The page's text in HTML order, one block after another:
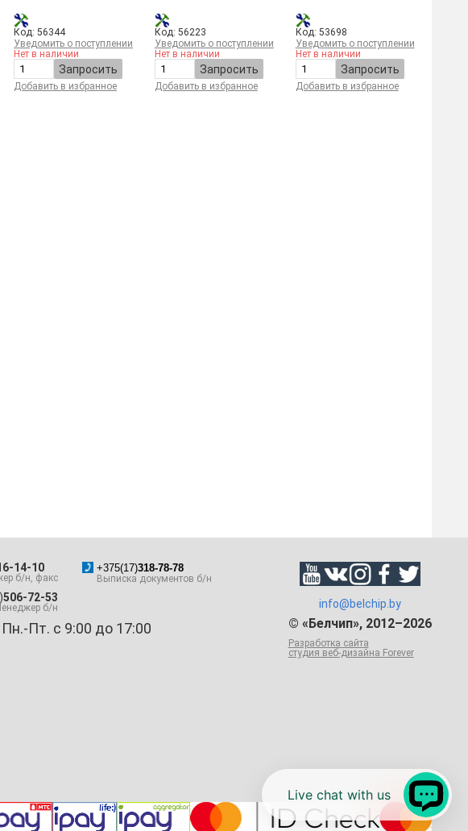
Код: 56344
Уведомить о поступлении
Нет в наличии
Запросить
Добавить в избранное
Код: 56223
Уведомить о поступлении
Нет в наличии
Запросить
Добавить в избранное
Код: 53698
Уведомить о поступлении
Нет в наличии
Запросить
Добавить в избранное
14-10
б/н, факс
+375(17)318-78-78
Выписка документов б/н
506-72-53
б/н
Пт. с 9:00 до 17:00
info@belchip.by
© «Белчип», 2012–2026
Разработка сайта
студия веб-дизайна Forever
Live chat with us